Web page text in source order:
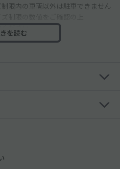
限内の車両以外は駐車できません
ください
タイヤ幅が広い車は利用できない
を読む